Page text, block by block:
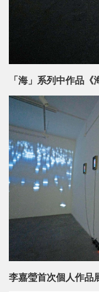
「海」系列中作品
李嘉瑩首次個人作品